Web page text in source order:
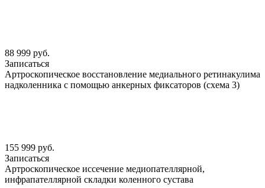
88 999 руб.
Записаться
Артроскопическое восстановление медиального ретинакулима
надколенника с помощью анкерных фиксаторов (схема 3)
155 999 руб.
Записаться
Артроскопическое иссечение медиопателлярной,
инфрапателлярной складки коленного сустава